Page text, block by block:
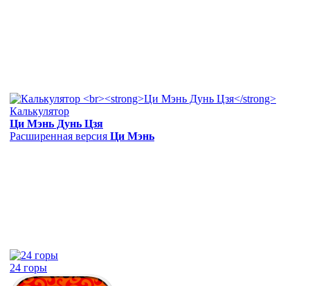
Калькулятор
Ци Мэнь Дунь Цзя
Расширенная версия Ци Мэнь
24 горы